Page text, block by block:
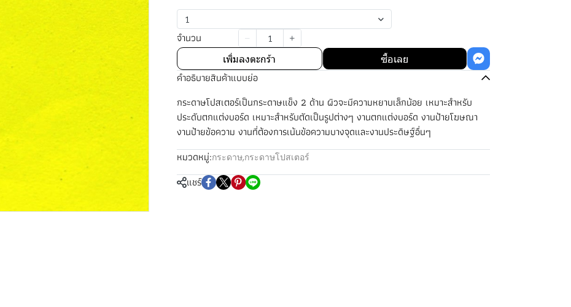
1
จำนวน
เพิ่มลงตะกร้า ซื้อเลย
คำอธิบายสินค้าแบบย่อ
กระดาษโปสเตอร์เป็นกระดาษแข็ง 2 ด้าน ผิวจะมีความหยาบเล็กน้อย เหมาะสำหรับ
ประดับตกแต่งบอร์ด เหมาะสำหรับตัดเป็นรูปต่างๆ งานตกแต่งบอร์ด งานป้ายโฆษณา
งานป้ายข้อความ งานที่ต้องการเน้นข้อความบางจุดและงานประดิษฐ์อื่นๆ
หมวดหมู่:กระดาษ,กระดาษโปสเตอร์
แชร์